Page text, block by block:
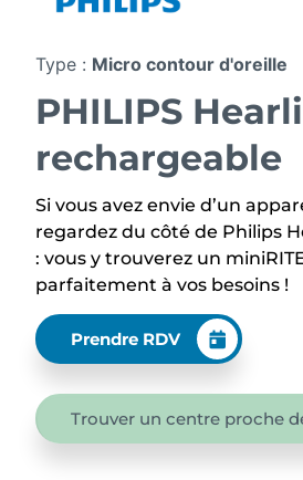
Type : Micro contour d'oreille
PHILIPS
rechargeable
Si vous avez envie d’un
regardez du côté de Philips
: vous y trouverez un
parfaitement à vos besoins !
Prendre RDV
Trouver un centre proche